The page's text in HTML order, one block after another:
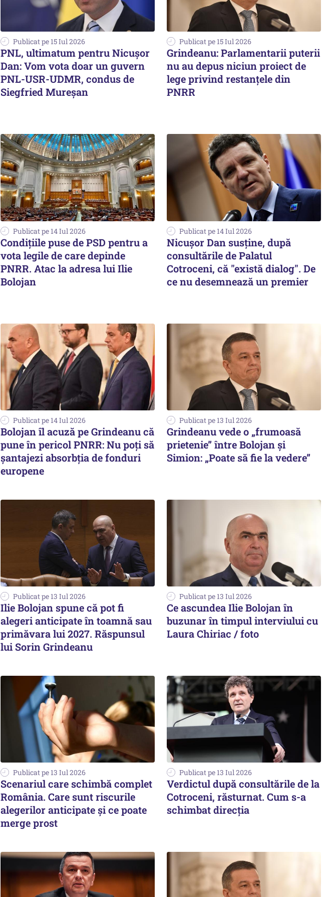
Publicat pe 15 Iul 2026
PNL, ultimatum pentru Nicușor
Dan: Vom vota doar un guvern
PNL-USR-UDMR, condus de
Siegfried Mureşan
Publicat pe 15 Iul 2026
Grindeanu: Parlamentarii puterii
nu au depus niciun proiect de
lege privind restanțele din
PNRR
Publicat pe 14 Iul 2026
Condiţiile puse de PSD pentru a
vota legile de care depinde
PNRR. Atac la adresa lui Ilie
Bolojan
Publicat pe 14 Iul 2026
Nicușor Dan susține, după
consultările de Palatul
Cotroceni, că "există dialog". De
ce nu desemnează un premier
Publicat pe 14 Iul 2026
Bolojan îl acuză pe Grindeanu că
pune în pericol PNRR: Nu poţi să
șantajezi absorbţia de fonduri
europene
Publicat pe 13 Iul 2026
Grindeanu vede o „frumoasă
prietenie” între Bolojan și
Simion: „Poate să fie la vedere”
Publicat pe 13 Iul 2026
Ilie Bolojan spune că pot fi
alegeri anticipate în toamnă sau
primăvara lui 2027. Răspunsul
lui Sorin Grindeanu
Publicat pe 13 Iul 2026
Ce ascundea Ilie Bolojan în
buzunar în timpul interviului cu
Laura Chiriac / foto
Publicat pe 13 Iul 2026
Scenariul care schimbă complet
România. Care sunt riscurile
alegerilor anticipate și ce poate
merge prost
Publicat pe 13 Iul 2026
Verdictul după consultările de la
Cotroceni, răsturnat. Cum s-a
schimbat direcția